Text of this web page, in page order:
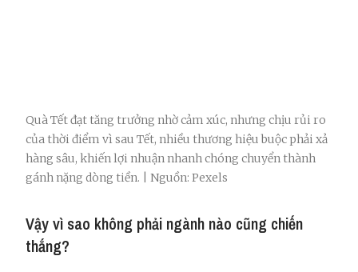
Quà Tết đạt tăng trưởng nhờ cảm xúc, nhưng chịu rủi ro
của thời điểm vì sau Tết, nhiều thương hiệu buộc phải xả
hàng sâu, khiến lợi nhuận nhanh chóng chuyển thành
gánh nặng dòng tiền. | Nguồn: Pexels
Vậy vì sao không phải ngành nào cũng chiến
thắng?